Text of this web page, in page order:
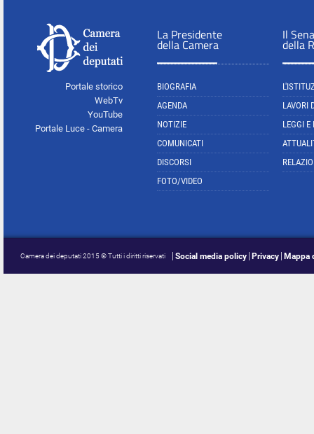
Portale storico
WebTv
YouTube
Portale Luce - Camera
La Presidente
della Camera
BIOGRAFIA
AGENDA
NOTIZIE
COMUNICATI
DISCORSI
FOTO/VIDEO
Il
della
LAVORI
LEGGI E
Camera dei deputati 2015 © Tutti i diritti riservati Social media policy Privacy Mappa